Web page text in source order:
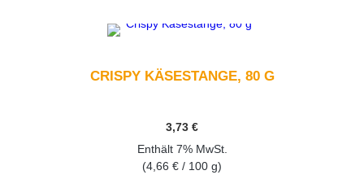
CRISPY KÄSESTANGE, 80 G
3,73 €
Enthält 7% MwSt.
(4,66 € / 100 g)